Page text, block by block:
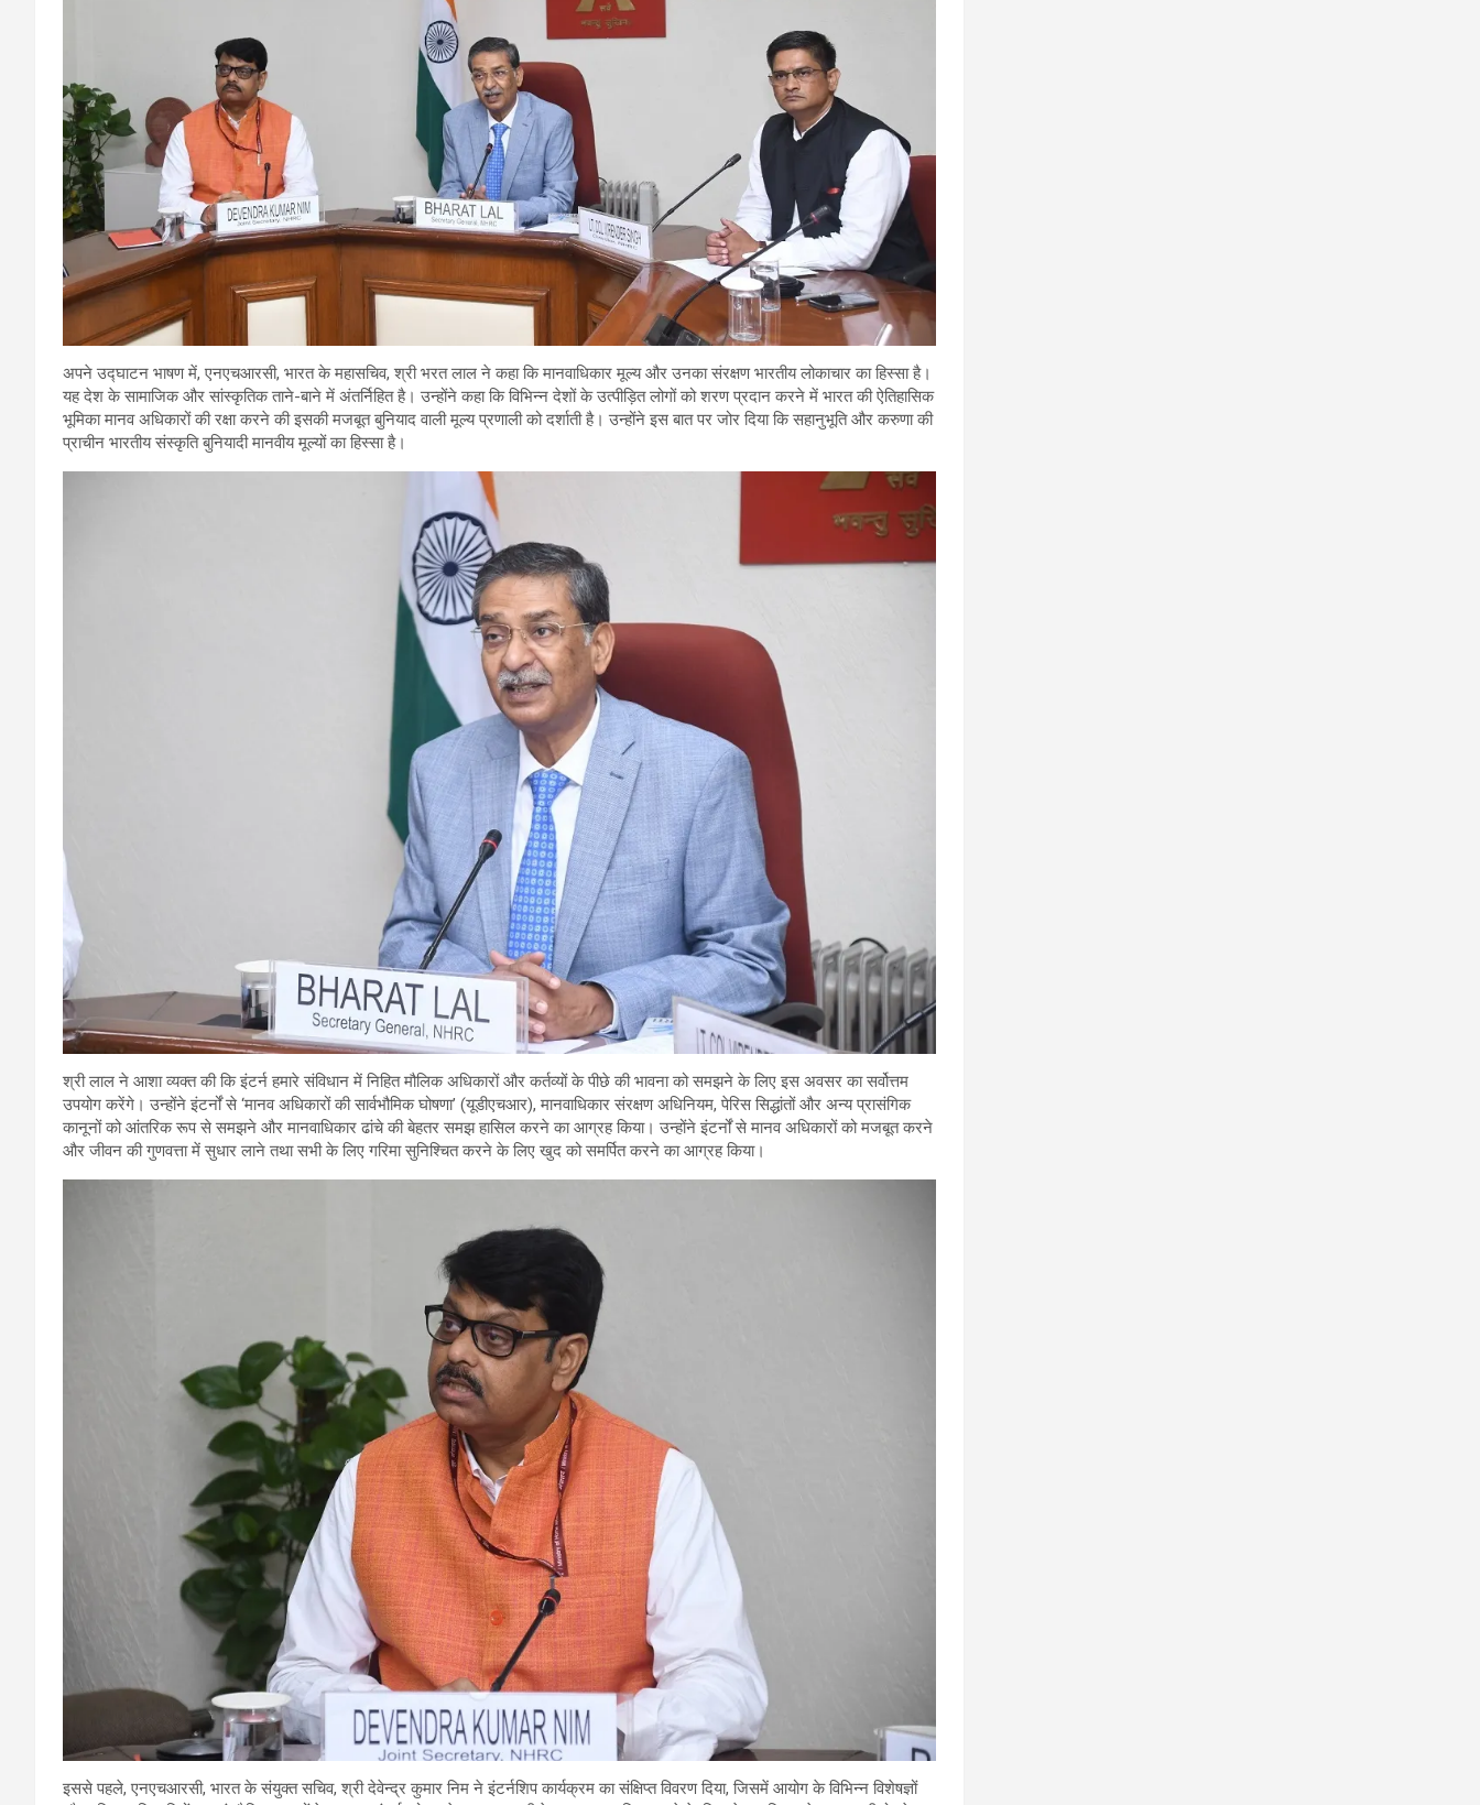
अपने उद्घाटन भाषण में, एनएचआरसी, भारत के महासचिव, श्री भरत लाल ने कहा कि मानवाधिकार मूल्य और उनका संरक्षण भारतीय लोकाचार का हिस्सा है।
यह देश के सामाजिक और सांस्कृतिक ताने-बाने में अंतर्निहित है। उन्होंने कहा कि विभिन्न देशों के उत्पीड़ित लोगों को शरण प्रदान करने में भारत की ऐतिहासिक
भूमिका मानव अधिकारों की रक्षा करने की इसकी मजबूत बुनियाद वाली मूल्य प्रणाली को दर्शाती है। उन्होंने इस बात पर जोर दिया कि सहानुभूति और करुणा की
प्राचीन भारतीय संस्कृति बुनियादी मानवीय मूल्यों का हिस्सा है।
श्री लाल ने आशा व्यक्त की कि इंटर्न हमारे संविधान में निहित मौलिक अधिकारों और कर्तव्यों के पीछे की भावना को समझने के लिए इस अवसर का सर्वोत्तम
उपयोग करेंगे। उन्होंने इंटर्नों से ‘मानव अधिकारों की सार्वभौमिक घोषणा’ (यूडीएचआर), मानवाधिकार संरक्षण अधिनियम, पेरिस सिद्धांतों और अन्य प्रासंगिक
कानूनों को आंतरिक रूप से समझने और मानवाधिकार ढांचे की बेहतर समझ हासिल करने का आग्रह किया। उन्होंने इंटर्नों से मानव अधिकारों को मजबूत करने
और जीवन की गुणवत्ता में सुधार लाने तथा सभी के लिए गरिमा सुनिश्चित करने के लिए खुद को समर्पित करने का आग्रह किया।
इससे पहले, एनएचआरसी, भारत के संयुक्त सचिव, श्री देवेन्द्र कुमार निम ने इंटर्नशिप कार्यक्रम का संक्षिप्त विवरण दिया, जिसमें आयोग के विभिन्न विशेषज्ञों